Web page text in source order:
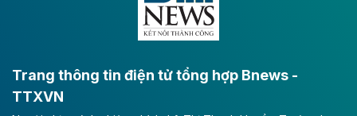
Tập đoàn Keppel (Singapore) bán toàn bộ 40% vốn
tại dự án Empire City với giá 270 triệu USD, chấm dứt
dự án.
Theo vnexpress.net
Trang thông tin điện tử tổng hợp Bnews -
TTXVN